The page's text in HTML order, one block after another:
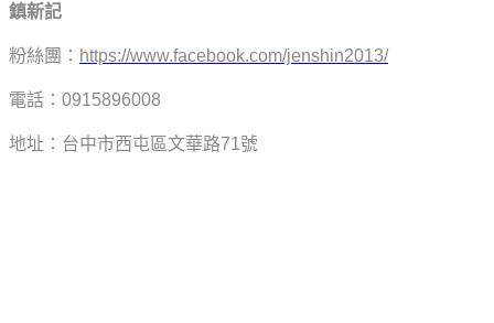
鎮新記
粉絲團： https://www.facebook.com/jenshin2013/
電話：0915896008
地址：台中市西屯區文華路71號